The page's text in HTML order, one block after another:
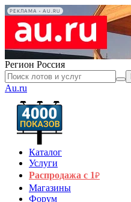
РЕКЛАМА • AU.RU
Регион Россия
Au.ru
Каталог
Услуги
Распродажа с 1₽
Магазины
Форум